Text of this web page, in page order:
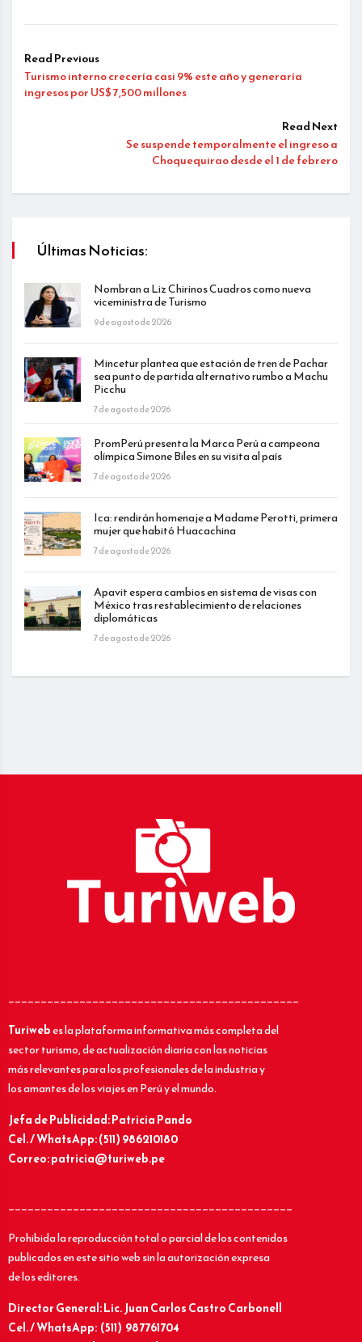
Read Previous
Turismo interno crecería casi 9% este año y generaría
ingresos por US$ 7,500 millones
Read Next
Se suspende temporalmente el ingreso a
Choquequirao desde el 1 de febrero
Últimas Noticias:
Nombran a Liz Chirinos Cuadros como nueva
viceministra de Turismo
9 de agosto de 2026
Mincetur plantea que estación de tren de Pachar
sea punto de partida alternativo rumbo a Machu
Picchu
7 de agosto de 2026
PromPerú presenta la Marca Perú a campeona
olímpica Simone Biles en su visita al país
7 de agosto de 2026
Ica: rendirán homenaje a Madame Perotti, primera
mujer que habitó Huacachina
7 de agosto de 2026
Apavit espera cambios en sistema de visas con
México tras restablecimiento de relaciones
diplomáticas
7 de agosto de 2026
_____________________________________________
Turiwebes la plataforma informativa más completa del
sector turismo, de actualización diaria con las noticias
más relevantes para los profesionales de la industria y
los amantes de los viajes en Perú y el mundo.
Jefa de Publicidad: Patricia Pando
Cel. / WhatsApp: (511) 986210180
Correo: patricia@turiweb.pe
____________________________________________
Prohibida la reproducción total o parcial de los contenidos
publicados en este sitio web sin la autorización expresa
de los editores.
Director General: Lic.Juan Carlos Castro Carbonell
Cel. / WhatsApp: (511) 987761704